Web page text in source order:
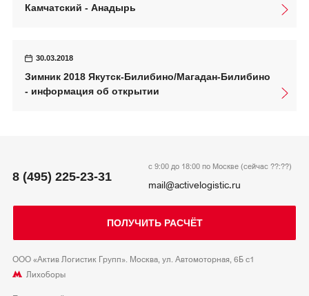
Камчатский - Анадырь
30.03.2018
Зимник 2018 Якутск-Билибино/Магадан-Билибино
- информация об открытии
8 (495) 225-23-31
с 9:00 до 18:00 по Москве (сейчас ??:??)
mail@activelogistic.ru
ПОЛУЧИТЬ РАСЧЁТ
ООО «Актив Логистик Групп». Москва, ул. Автомоторная, 6Б с1
Лихоборы